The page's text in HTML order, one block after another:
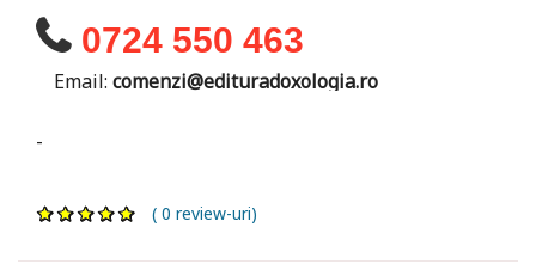
0724 550 463
Email: comenzi@edituradoxologia.ro
-
( 0 review-uri)